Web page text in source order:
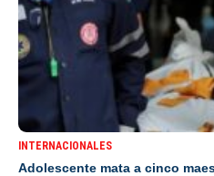
INTERNACIONALES
Adolescente mata a cinco